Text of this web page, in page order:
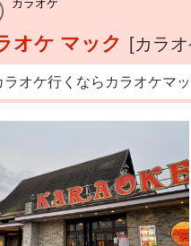
カラオケ
オケ マック [カラ
ラオケ行くならカラオケマ